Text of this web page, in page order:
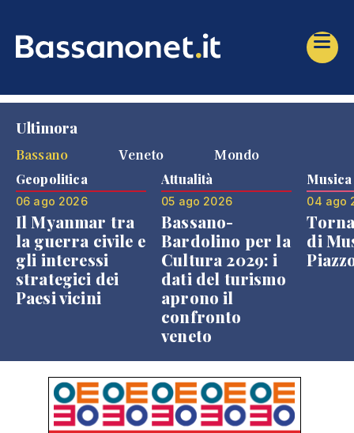
Ultimora
Bassano
Veneto Mondo
Geopolitica
06 ago 2026
Il Myanmar tra
la guerra civile e
gli interessi
strategici dei
Paesi vicini
Attualità
05 ago 2026
Bassano-
Bardolino per la
Cultura 2029: i
dati del turismo
aprono il
confronto
veneto
Musica
04 ago
di